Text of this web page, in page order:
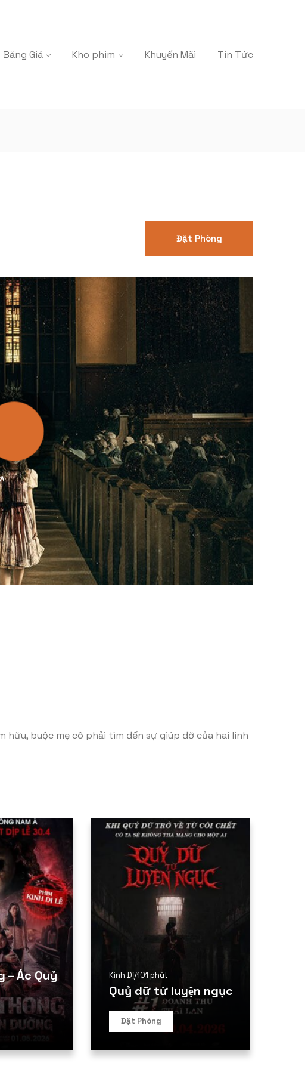
Bảng Giá Kho phim Khuyến Mãi Tin Tức
Đặt Phòng
buộc mẹ cô phải tìm đến sự giúp đỡ của hai linh
– Ác Quỷ
Kinh Dị/101 phút
Quỷ dữ từ luyện ngục
Đặt Phòng